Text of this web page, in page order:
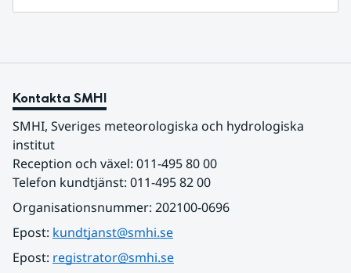
Kontakta SMHI
SMHI, Sveriges meteorologiska och hydrologiska
institut
Reception och växel: 011-495 80 00
Telefon kundtjänst: 011-495 82 00
Organisationsnummer: 202100-0696
Epost: kundtjanst@smhi.se
Epost: registrator@smhi.se